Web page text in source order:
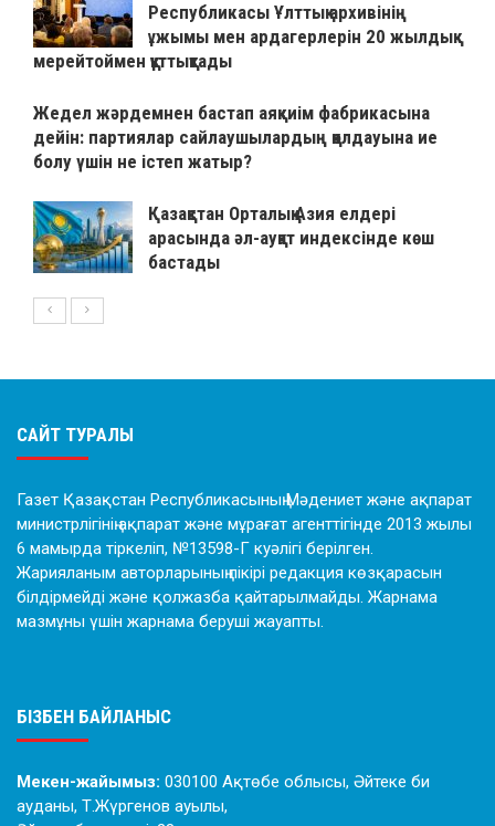
Республикасы Ұлттық архивінің
ұжымы мен ардагерлерін 20 жылдық
мерейтоймен құттықтады
Жедел жәрдемнен бастап аяқкиім фабрикасына
дейін: партиялар сайлаушылардың қолдауына ие
болу үшін не істеп жатыр?
Қазақстан Орталық Азия елдері
арасында әл-ауқат индексінде көш
бастады
САЙТ ТУРАЛЫ
Газет Қазақстан Республикасының Мәдениет және ақпарат
министрлігінің ақпарат және мұрағат агенттігінде 2013 жылы
6 мамырда тіркеліп, №13598-Г куәлігі берілген.
Жарияланым авторларының пікірі редакция көзқарасын
білдірмейді және қолжазба қайтарылмайды. Жарнама
мазмұны үшін жарнама беруші жауапты.
БІЗБЕН БАЙЛАНЫС
Мекен-жайымыз: 030100 Ақтөбе облысы, Әйтеке би
ауданы, Т.Жүргенов ауылы,